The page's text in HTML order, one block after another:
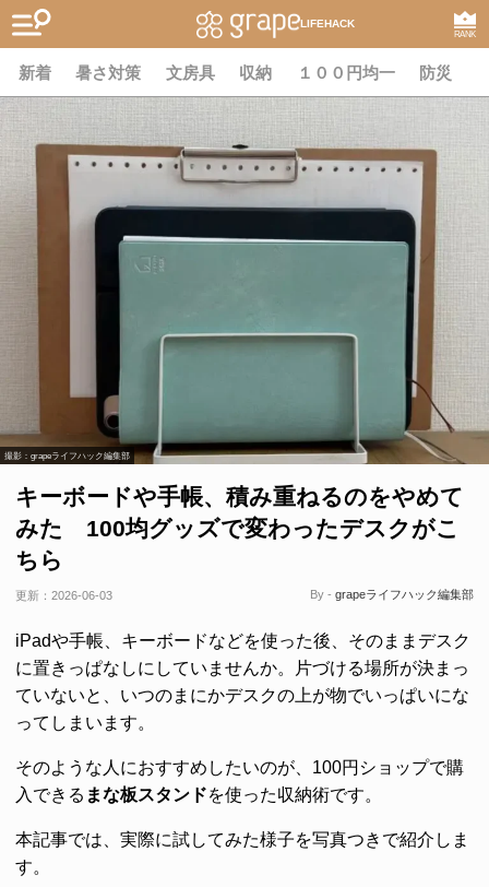
LIFEHACK
RANK
新着 暑さ対策 文房具 収納 １００円均一 防災
撮影：grapeライフハック編集部
キーボードや手帳、積み重ねるのをやめて
みた 100均グッズで変わったデスクがこ
ちら
更新： 2026-06-03 By - grapeライフハック編集部
iPadや手帳、キーボードなどを使った後、そのままデスク
に置きっぱなしにしていませんか。片づける場所が決まっ
ていないと、いつのまにかデスクの上が物でいっぱいにな
ってしまいます。
そのような人におすすめしたいのが、100円ショップで購
入できる まな板スタンドを使った収納術です。
本記事では、実際に試してみた様子を写真つきで紹介しま
す。